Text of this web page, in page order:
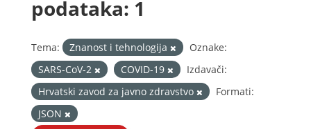
podataka: 1
Tema: Znanost i tehnologija
Oznake:
SARS-CoV-2
COVID-19
Izdavači:
Hrvatski zavod za javno zdravstvo
Formati:
JSON